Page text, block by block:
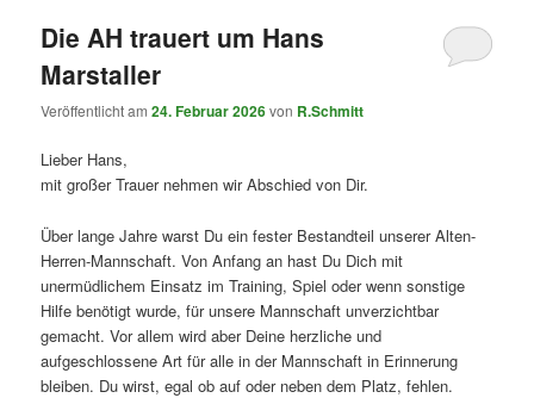
Die AH trauert um Hans
Marstaller
Veröffentlicht am24. Februar 2026von R.Schmitt
Lieber Hans,
mit großer Trauer nehmen wir Abschied von Dir.
Über lange Jahre warst Du ein fester Bestandteil unserer Alten-
Herren-Mannschaft. Von Anfang an hast Du Dich mit
unermüdlichem Einsatz im Training, Spiel oder wenn sonstige
Hilfe benötigt wurde, für unsere Mannschaft unverzichtbar
gemacht. Vor allem wird aber Deine herzliche und
aufgeschlossene Art für alle in der Mannschaft in Erinnerung
bleiben. Du wirst, egal ob auf oder neben dem Platz, fehlen.